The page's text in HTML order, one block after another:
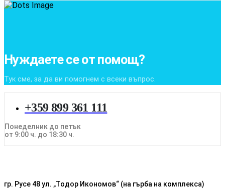
Нуждаете се от помощ?
Тук сме, за да ви помогнем с всеки въпрос.
+359 899 361 111
Понеделник до петък
от 9:00 ч. до 18:30 ч.
гр. Русе 48 ул. „Тодор Икономов“ (на гърба на комплекса)